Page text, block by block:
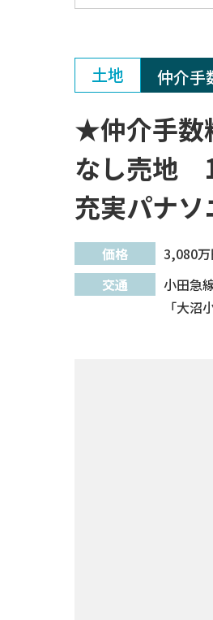
土地 仲介手
★仲介手
なし売地
充実パナソ
価格 3,080
交通
小田急
「大沼